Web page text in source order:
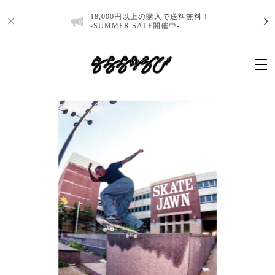
18,000円以上の購入で送料無料！
-SUMMER SALE開催中-